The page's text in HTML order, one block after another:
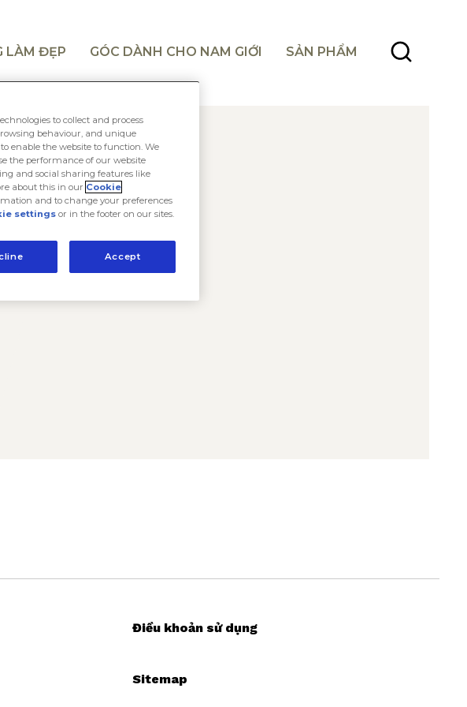
LÀM ĐẸP GÓC DÀNH CHO NAM GIỚI SẢN PHẨM
Điều khoản sử dụng
Sitemap
to collect and process
behaviour, and unique
enable the website to function. We
the performance of our website
and social sharing features like
about this in our Cookie
and to change your preferences
settings or in the footer on our sites.
Accept